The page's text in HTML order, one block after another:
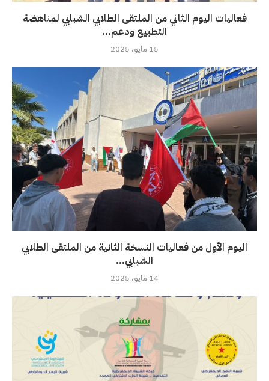
فعاليات اليوم الثاني من الملتقى الطلابي الشبابي لمناهضة
التطبيع ودعم...
15 مايو، 2025
اليوم الأول من فعاليات النسخة الثانية من الملتقى الطلابي
الشبابي...
14 مايو، 2025